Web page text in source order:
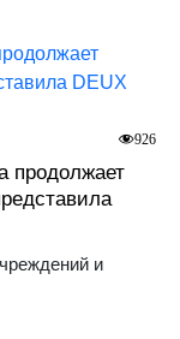
продолжает
и
926